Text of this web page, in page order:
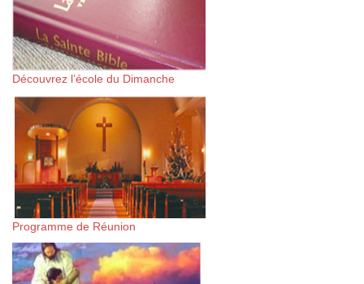
Découvrez l’école du Dimanche
Programme de Réunion